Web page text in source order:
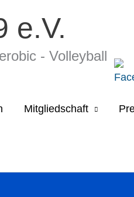
e.V.
- Volleyball
Mitgliedschaft